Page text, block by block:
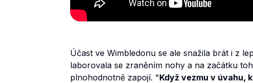
Účast ve Wimbledonu se ale snažila brát i z
laborovala se zraněním nohy a na začátku
plnohodnotně zapojí. "Když vezmu v úvahu,